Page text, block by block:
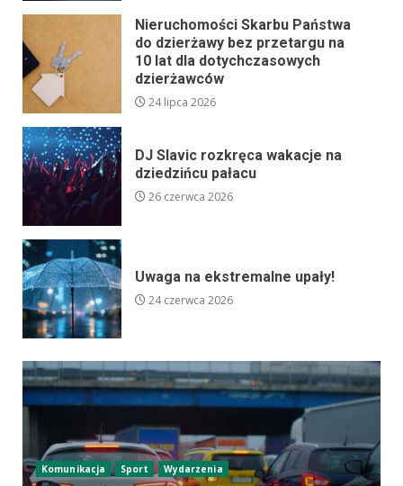
Nieruchomości Skarbu Państwa
do dzierżawy bez przetargu na
10 lat dla dotychczasowych
dzierżawców
24 lipca 2026
DJ Slavic rozkręca wakacje na
dziedzińcu pałacu
26 czerwca 2026
Uwaga na ekstremalne upały!
24 czerwca 2026
Komunikacja Sport Wydarzenia